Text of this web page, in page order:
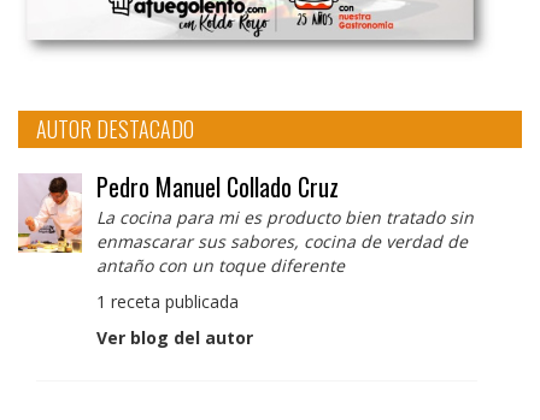
AUTOR DESTACADO
Pedro Manuel Collado Cruz
La cocina para mi es producto bien tratado sin
enmascarar sus sabores, cocina de verdad de
antaño con un toque diferente
1 receta publicada
Ver blog del autor